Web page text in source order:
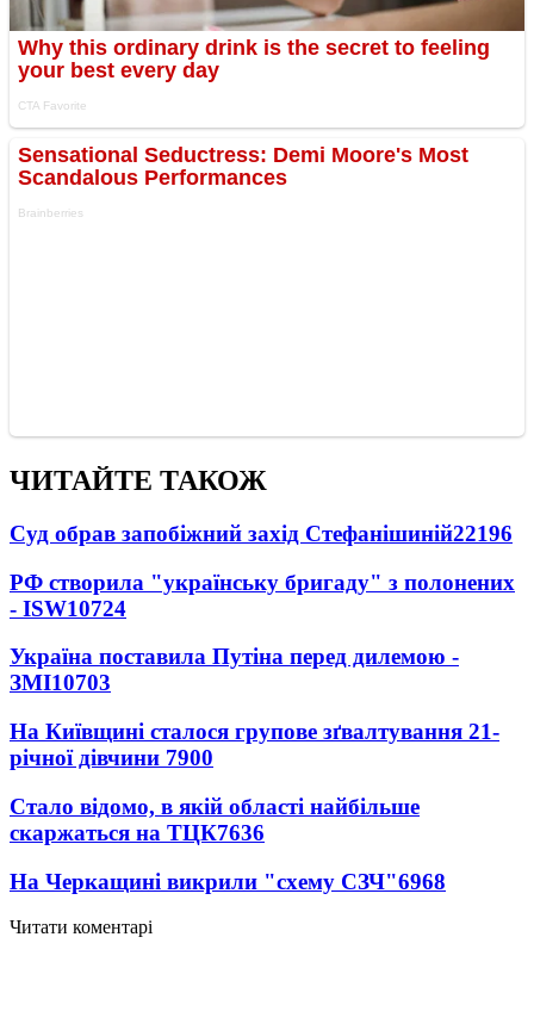
ЧИТАЙТЕ ТАКОЖ
Суд обрав запобіжний захід Стефанішиній22196
РФ створила "українську бригаду" з полонених
- ISW10724
Україна поставила Путіна перед дилемою -
ЗМІ10703
На Київщині сталося групове зґвалтування 21-
річної дівчини 7900
Стало відомо, в якій області найбільше
скаржаться на ТЦК7636
На Черкащині викрили "схему СЗЧ"6968
Читати коментарі